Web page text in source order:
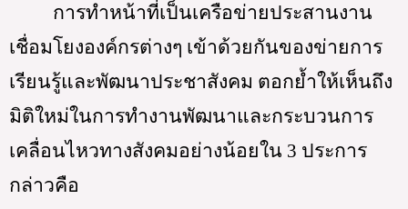
การทำหน้าที่เป็นเครือข่ายประสานงาน
เชื่อมโยงองค์กรต่างๆ เข้าด้วยกันของข่ายการ
เรียนรู้และพัฒนาประชาสังคม ตอกย้ำให้เห็นถึง
มิติใหม่ในการทำงานพัฒนาและกระบวนการ
เคลื่อนไหวทางสังคมอย่างน้อยใน 3 ประการ
กล่าวคือ